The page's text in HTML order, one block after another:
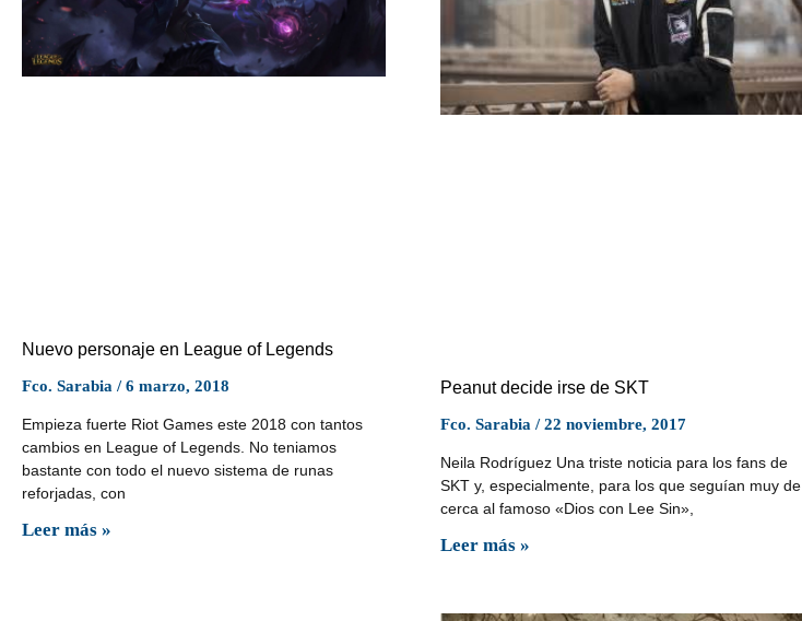
Nuevo personaje en League of Legends
Fco. Sarabia 6 marzo, 2018
Empieza fuerte Riot Games este 2018 con tantos
cambios en League of Legends. No teniamos
bastante con todo el nuevo sistema de runas
reforjadas, con
Leer más »
Peanut decide irse de SKT
Fco. Sarabia 22 noviembre, 2017
Neila Rodríguez Una triste noticia para los fans de
SKT y, especialmente, para los que seguían muy de
cerca al famoso «Dios con Lee Sin»,
Leer más »